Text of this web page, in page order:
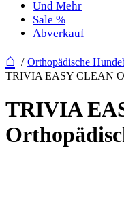
Und Mehr
Sale %
Abverkauf
⌂
Orthopädische
TRIVIA EASY CLEAN
TRIVIA